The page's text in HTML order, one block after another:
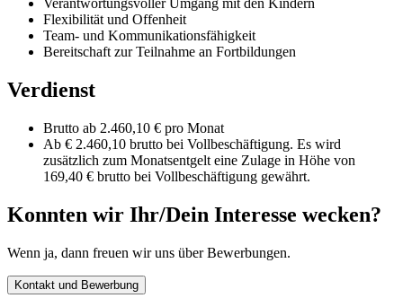
Verantwortungsvoller Umgang mit den Kindern
Flexibilität und Offenheit
Team- und Kommunikationsfähigkeit
Bereitschaft zur Teilnahme an Fortbildungen
Verdienst
Brutto ab 2.460,10 € pro Monat
Ab € 2.460,10 brutto bei Vollbeschäftigung. Es wird
zusätzlich zum Monatsentgelt eine Zulage in Höhe von
169,40 € brutto bei Vollbeschäftigung gewährt.
Konnten wir Ihr/Dein Interesse wecken?
Wenn ja, dann freuen wir uns über Bewerbungen.
Kontakt und Bewerbung